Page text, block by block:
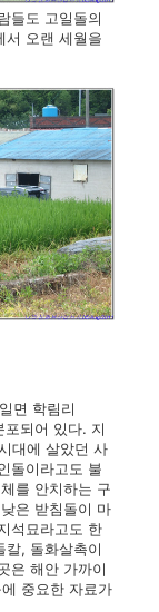
들도 고일돌의
서 오랜 세월을
면 학림리
되어 있다. 지
대에 살았던 사
돌이라고도 불
를 안치하는 구
은 받침돌이 마
석묘라고도 한
칼, 돌화살촉이
은 해안 가까이
중요한 자료가